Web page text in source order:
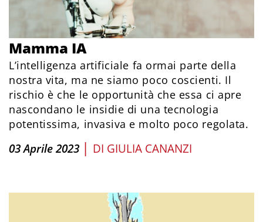
Mamma IA
L’intelligenza artificiale fa ormai parte della
nostra vita, ma ne siamo poco coscienti. Il
rischio è che le opportunità che essa ci apre
nascondano le insidie di una tecnologia
potentissima, invasiva e molto poco regolata.
03 Aprile 2023 | DI GIULIA CANANZI